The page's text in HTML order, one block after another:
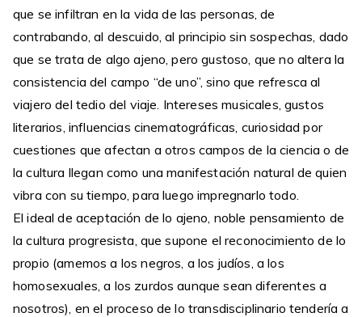
que se infiltran en la vida de las personas, de
contrabando, al descuido, al principio sin sospechas, dado
que se trata de algo ajeno, pero gustoso, que no altera la
consistencia del campo “de uno”, sino que refresca al
viajero del tedio del viaje. Intereses musicales, gustos
literarios, influencias cinematográficas, curiosidad por
cuestiones que afectan a otros campos de la ciencia o de
la cultura llegan como una manifestación natural de quien
vibra con su tiempo, para luego impregnarlo todo.
El ideal de aceptación de lo ajeno, noble pensamiento de
la cultura progresista, que supone el reconocimiento de lo
propio (amemos a los negros, a los judíos, a los
homosexuales, a los zurdos aunque sean diferentes a
nosotros), en el proceso de lo transdisciplinario tendería a